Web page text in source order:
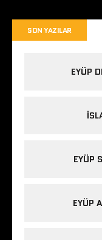
SON YAZILAR
EYÜP
EYÜP
EYÜP